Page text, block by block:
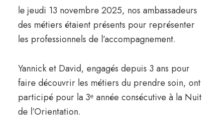
le jeudi 13 novembre 2025, nos ambassadeurs
des métiers étaient présents pour représenter
les professionnels de l’accompagnement.
Yannick et David, engagés depuis 3 ans pour
faire découvrir les métiers du prendre soin, ont
participé pour la 3ᵉ année consécutive à la Nuit
de l’Orientation.